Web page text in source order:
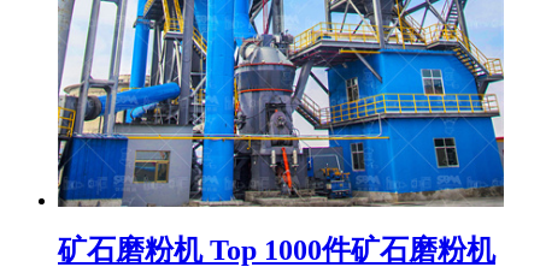
矿石磨粉机 Top 1000件矿石磨粉机